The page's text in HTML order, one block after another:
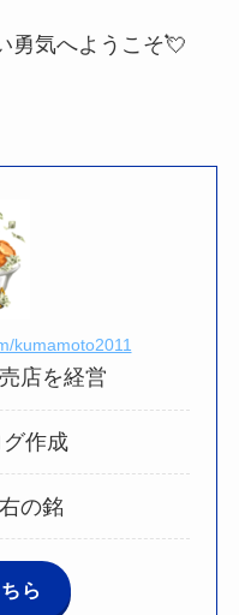
勇気へようこそ💘
kumamoto2011
店を経営
作成
の銘
ら